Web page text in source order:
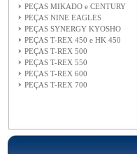
PEÇAS MIKADO e CENTURY
PEÇAS NINE EAGLES
PEÇAS SYNERGY KYOSHO
PEÇAS T-REX 450 e HK 450
PEÇAS T-REX 500
PEÇAS T-REX 550
PEÇAS T-REX 600
PEÇAS T-REX 700